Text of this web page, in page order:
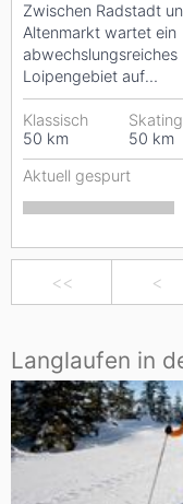
Zwischen Radstadt
Altenmarkt wartet ein
abwechslungsreiches
Loipengebiet auf
Langläufer.
Klassisch
50 km
Skating
50 km
Aktuell gespurt
<< <
Langlaufen in